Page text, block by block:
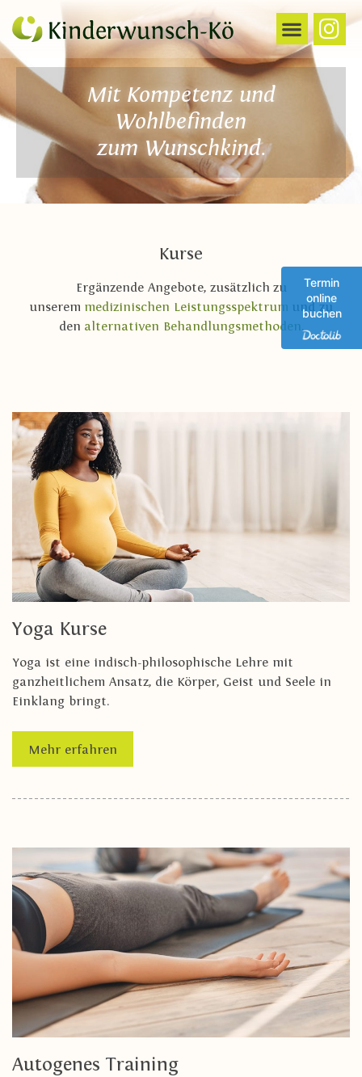
Mit Kompetenz und
Wohlbefinden
zum Wunschkind.
Kurse
Ergänzende Angebote, zusätzlich zu
unserem medizinischen Leistungsspektrum und zu
den alternativen Behandlungsmethoden
Yoga Kurse
Yoga ist eine indisch-philosophische Lehre mit
ganzheitlichem Ansatz, die Körper, Geist und Seele in
Einklang bringt.
Mehr erfahren
Autogenes Training
Termin
online
buchen